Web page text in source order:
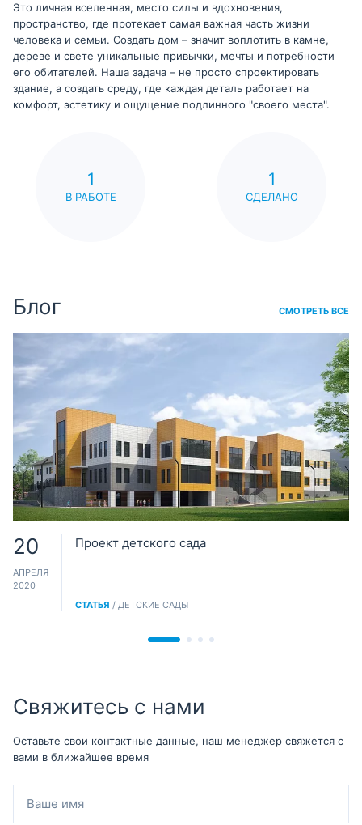
Это личная вселенная, место силы и вдохновения,
пространство, где протекает самая важная часть жизни
человека и семьи. Создать дом – значит воплотить в камне,
дереве и свете уникальные привычки, мечты и потребности
его обитателей. Наша задача – не просто спроектировать
здание, а создать среду, где каждая деталь работает на
комфорт, эстетику и ощущение подлинного "своего места".
1
В РАБОТЕ
1
СДЕЛАНО
Блог СМОТРЕТЬ ВСЕ
20
АПРЕЛЯ
2020
Проект детского сада
СТАТЬЯ / ДЕТСКИЕ САДЫ
Свяжитесь с нами
Оставьте свои контактные данные, наш менеджер свяжется с
вами в ближайшее время